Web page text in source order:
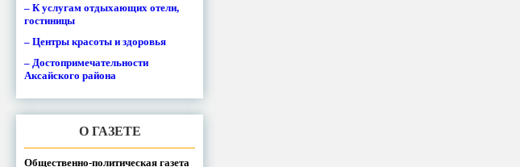
– К услугам отдыхающих отели,
гостиницы
– Центры красоты и здоровья
– Достопримечательности
Аксайского района
О ГАЗЕТЕ
Общественно-политическая газета